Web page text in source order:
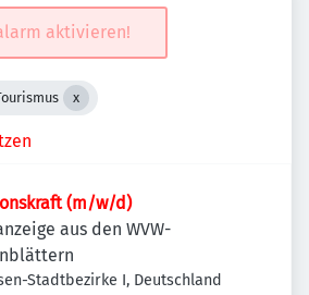
aktivieren!
(m/w/d)
aus den WVW-
Stadtbezirke I, Deutschland